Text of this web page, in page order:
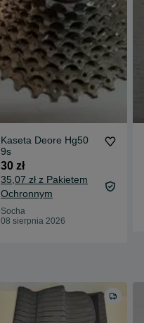
Kaseta Deore Hg50
9s
30 zł
35,07 zł z Pakietem
Ochronnym
Socha
08 sierpnia 2026